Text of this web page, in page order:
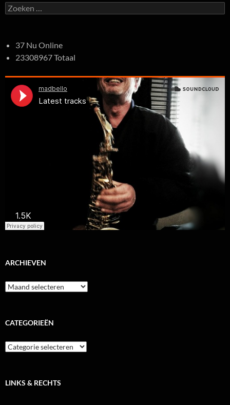
Zoeken
naar:
37 Nu Online
23308967 Totaal
ARCHIEVEN
Archieven
CATEGORIEËN
Categorieën
LINKS & RECHTS